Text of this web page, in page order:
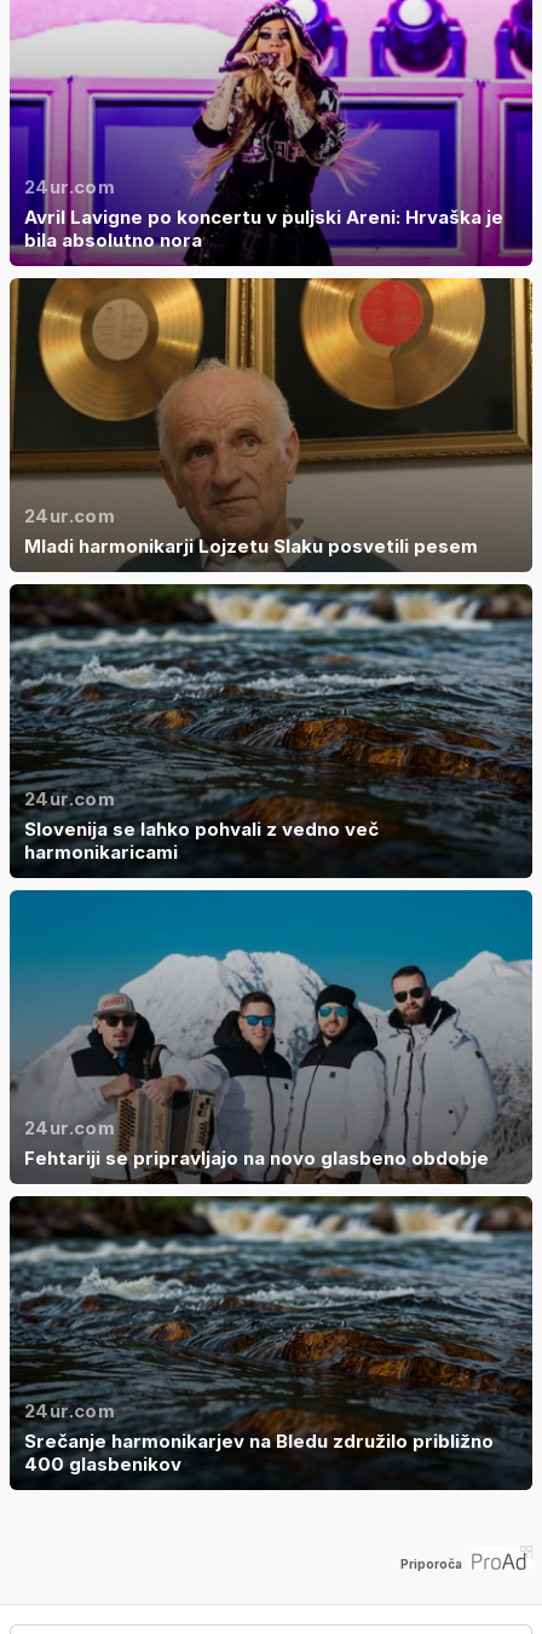
24ur.com
Avril Lavigne po koncertu v puljski Areni: Hrvaška je
bila absolutno nora
24ur.com
Mladi harmonikarji Lojzetu Slaku posvetili pesem
24ur.com
Slovenija se lahko pohvali z vedno več
harmonikaricami
24ur.com
Fehtariji se pripravljajo na novo glasbeno obdobje
24ur.com
Srečanje harmonikarjev na Bledu združilo približno
400 glasbenikov
Priporoča